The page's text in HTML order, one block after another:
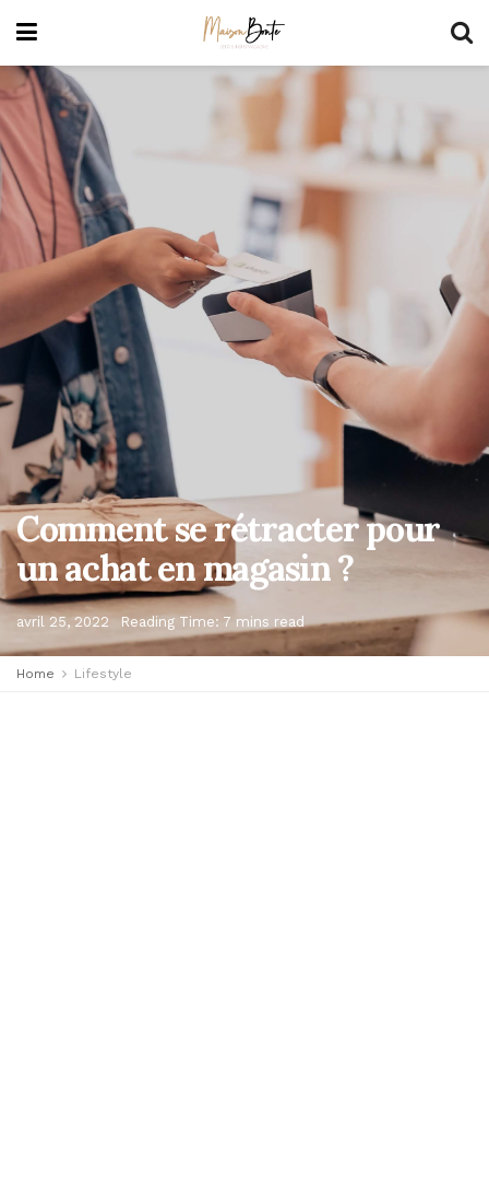
Comment se rétracter pour
un achat en magasin ?
avril 25, 2022 Reading Time: 7 mins read
Home Lifestyle